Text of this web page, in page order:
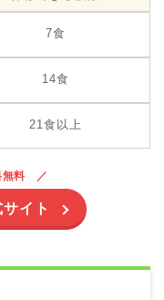
7食
14食
21食以上
料
イト